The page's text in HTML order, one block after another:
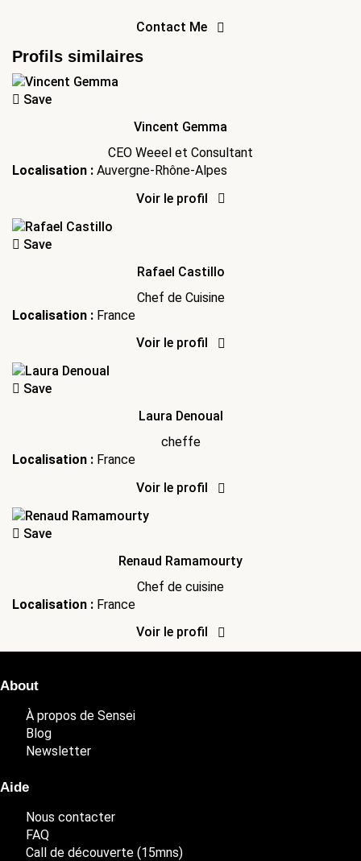
Contact Me
Profils similaires
Save
Vincent Gemma
CEO Weeel et Consultant
Localisation : Auvergne-Rhône-Alpes
Voir le profil
Save
Rafael Castillo
Chef de Cuisine
Localisation : France
Voir le profil
Save
Laura Denoual
cheffe
Localisation : France
Voir le profil
Save
Renaud Ramamourty
Chef de cuisine
Localisation : France
Voir le profil
About
À propos de Sensei
Blog
Newsletter
Aide
Nous contacter
FAQ
Call de découverte (15mns)